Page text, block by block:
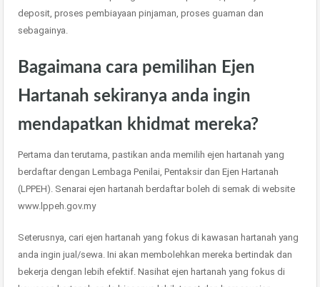
deposit, proses pembiayaan pinjaman, proses guaman dan
sebagainya.
Bagaimana cara pemilihan Ejen
Hartanah sekiranya anda ingin
mendapatkan khidmat mereka?
Pertama dan terutama, pastikan anda memilih ejen hartanah yang
berdaftar dengan Lembaga Penilai, Pentaksir dan Ejen Hartanah
(LPPEH). Senarai ejen hartanah berdaftar boleh di semak di website
www.lppeh.gov.my
Seterusnya, cari ejen hartanah yang fokus di kawasan hartanah yang
anda ingin jual/sewa. Ini akan membolehkan mereka bertindak dan
bekerja dengan lebih efektif. Nasihat ejen hartanah yang fokus di